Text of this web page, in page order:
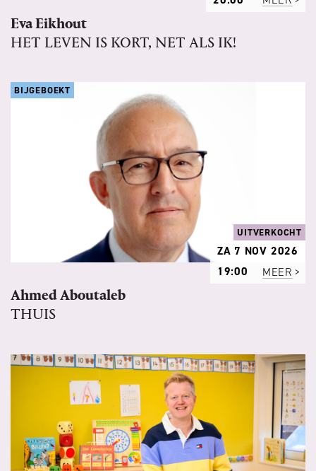
Eva Eikhout
HET LEVEN IS KORT, NET ALS IK!
BIJGEBOEKT
UITVERKOCHT
ZA 7 NOV 2026
19:00
MEER
Ahmed Aboutaleb
THUIS